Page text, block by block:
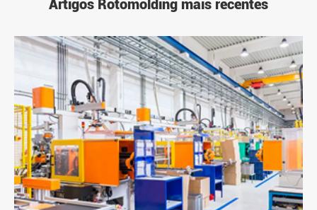
Artigos Rotomolding mais recentes